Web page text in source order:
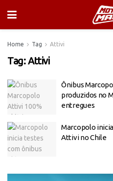
Home Tag Attivi
Tag:Attivi
Ônibus
produzidos no
entregues
Marcopolo
Attivi no Chile